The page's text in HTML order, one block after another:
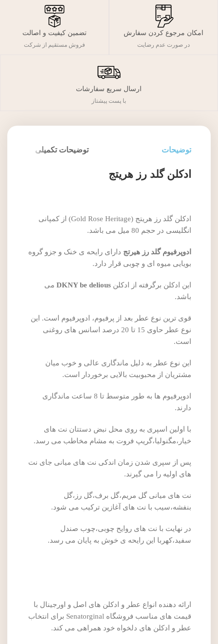
امکان مرجوع کردن سفارش
در صورت عدم رضایت
تضمین کیفیت و اصالت
فروش مستقیم از شرکت
ارسال سریع سفارشات
با پست پیشتاز
توضیحات توضیحات تکمیلی
ادکلن گلد رز هریتج
ادکلن گلد رز هریتج (Gold Rose Heritage) از کمپانی
انگلیسی در حجم 80 میل می باشد.
ادوپرفیوم گلد رز هیرتج دارای رایحه ی خنک و جزو گروه
بویایی میوه ای و چوبی قرار دارد.
این ادکلن برگرفته از ادکلن DKNY be delious می
باشد.
قوی ترین نوع عطر بعد از پرفیوم، ادوپرفیوم است. این
نوع عطر حاوی 15 تا 20 درصد اسانس های روغنی
است.
این نوع عطر به دلیل ماندگاری عالی و خوب میان
مشتریان از محبوبیت بالایی برخوردار است.
ادوپرفیوم ها به طور متوسط تا 8 ساعت ماندگاری
دارند.
با اولین اسپری به روی محل نبض دستتان نت های
خیار،مگنولیا،گریپ فروت به مشام مخاطب می رسد.
پس از سپری شدن زمان اندکی نت های میانی جای نت
های اولیه را می گیرند.
نت های میانی گل مریم،گل برف،گل رز،گل
بنفشه،سیب با نت های آغازین ترکیب می شود.
در نهایت با نت های روایح چوبی،چوب صندل
سفید،کهربا این رایحه ی خوش به پایان می رسد.
ارائه دهنده انواع عطر و ادکلن های اصل و اورجینال با
قیمت های مناسب فروشگاه Senatorginal برای انتخاب
عطر و ادکلن های دلخواه خود همراهی می کند.